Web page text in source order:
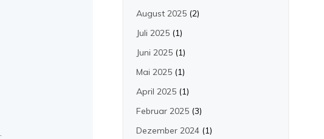
August 2025(2)
Juli 2025(1)
Juni 2025(1)
Mai 2025(1)
April 2025(1)
Februar 2025(3)
Dezember 2024(1)